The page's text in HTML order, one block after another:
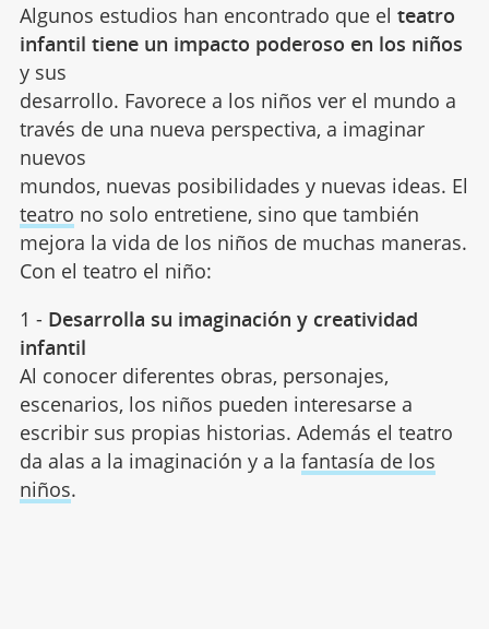
Algunos estudios han encontrado que el teatro
infantil tiene un impacto poderoso en los niños
y sus
desarrollo. Favorece a los niños ver el mundo a
través de una nueva perspectiva, a imaginar
nuevos
mundos, nuevas posibilidades y nuevas ideas. El
teatro no solo entretiene, sino que también
mejora la vida de los niños de muchas maneras.
Con el teatro el niño:
1 - Desarrolla su imaginación y creatividad
infantil
Al conocer diferentes obras, personajes,
escenarios, los niños pueden interesarse a
escribir sus propias historias. Además el teatro
da alas a la imaginación y a la fantasía de los
niños.